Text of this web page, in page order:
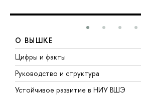
О ВЫШКЕ
Цифры и факты
Руководство и структура
Устойчивое развитие в НИУ ВШЭ